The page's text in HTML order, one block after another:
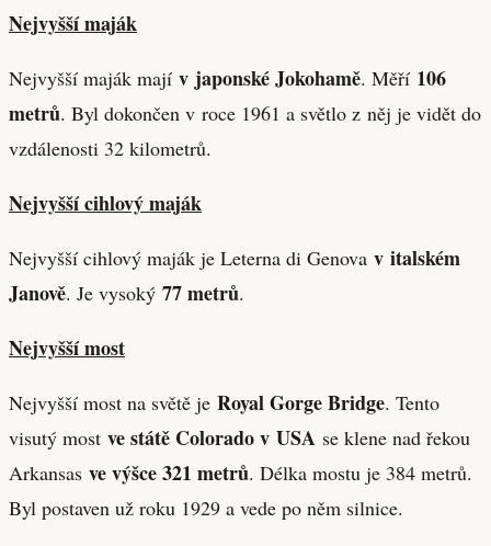
Nejvyšší maják
Nejvyšší maják mají v japonské Jokohamě. Měří 106
metrů. Byl dokončen v roce 1961 a světlo z něj je vidět do
vzdálenosti 32 kilometrů.
Nejvyšší cihlový maják
Nejvyšší cihlový maják je Leterna di Genova v italském
Janově. Je vysoký 77 metrů.
Nejvyšší most
Nejvyšší most na světě je Royal Gorge Bridge. Tento
visutý most ve státě Colorado v USA se klene nad řekou
Arkansas ve výšce 321 metrů. Délka mostu je 384 metrů.
Byl postaven už roku 1929 a vede po něm silnice.